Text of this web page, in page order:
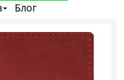
Блог